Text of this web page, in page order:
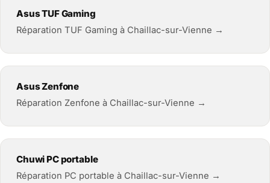
Asus TUF Gaming
Réparation TUF Gaming à Chaillac-sur-Vienne →
Asus Zenfone
Réparation Zenfone à Chaillac-sur-Vienne →
Chuwi PC portable
Réparation PC portable à Chaillac-sur-Vienne →